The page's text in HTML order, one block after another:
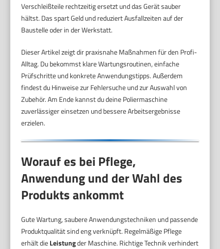
Verschleißteile rechtzeitig ersetzt und das Gerät sauber
hältst. Das spart Geld und reduziert Ausfallzeiten auf der
Baustelle oder in der Werkstatt.
Dieser Artikel zeigt dir praxisnahe Maßnahmen für den Profi-
Alltag. Du bekommst klare Wartungsroutinen, einfache
Prüfschritte und konkrete Anwendungstipps. Außerdem
findest du Hinweise zur Fehlersuche und zur Auswahl von
Zubehör. Am Ende kannst du deine Poliermaschine
zuverlässiger einsetzen und bessere Arbeitsergebnisse
erzielen.
Worauf es bei Pflege,
Anwendung und der Wahl des
Produkts ankommt
Gute Wartung, saubere Anwendungstechniken und passende
Produktqualität sind eng verknüpft. Regelmäßige Pflege
erhält dieLeistungder Maschine. Richtige Technik verhindert